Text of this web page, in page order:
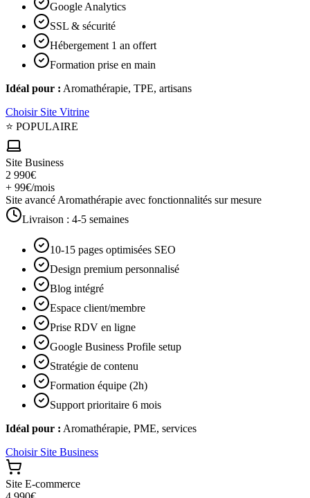
Google Analytics
SSL & sécurité
Hébergement 1 an offert
Formation prise en main
Idéal pour : Aromathérapie, TPE, artisans
Choisir Site Vitrine
⭐ POPULAIRE
Site Business
2 990€
+ 99€/mois
Site avancé Aromathérapie avec fonctionnalités sur mesure
Livraison : 4-5 semaines
10-15 pages optimisées SEO
Design premium personnalisé
Blog intégré
Espace client/membre
Prise RDV en ligne
Google Business Profile setup
Stratégie de contenu
Formation équipe (2h)
Support prioritaire 6 mois
Idéal pour : Aromathérapie, PME, services
Choisir Site Business
Site E-commerce